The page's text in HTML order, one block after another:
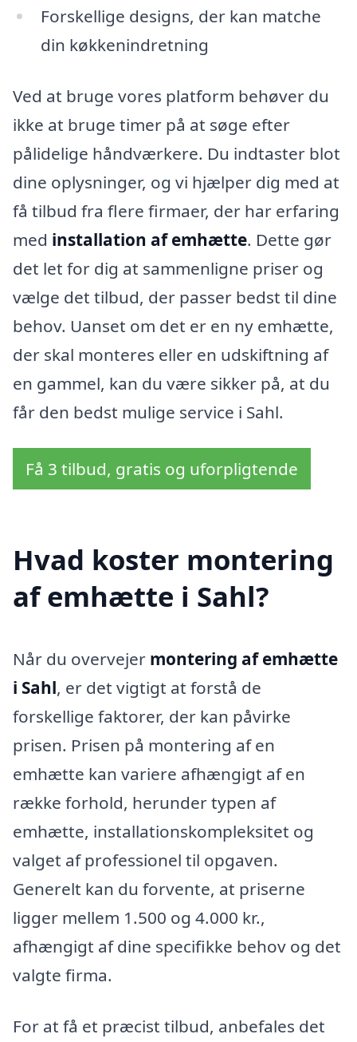
Forskellige designs, der kan matche
din køkkenindretning
Ved at bruge vores platform behøver du
ikke at bruge timer på at søge efter
pålidelige håndværkere. Du indtaster blot
dine oplysninger, og vi hjælper dig med at
få tilbud fra flere firmaer, der har erfaring
med installation af emhætte. Dette gør
det let for dig at sammenligne priser og
vælge det tilbud, der passer bedst til dine
behov. Uanset om det er en ny emhætte,
der skal monteres eller en udskiftning af
en gammel, kan du være sikker på, at du
får den bedst mulige service i Sahl.
Få 3 tilbud, gratis og uforpligtende
Hvad koster montering
af emhætte i Sahl?
Når du overvejer montering af emhætte
i Sahl, er det vigtigt at forstå de
forskellige faktorer, der kan påvirke
prisen. Prisen på montering af en
emhætte kan variere afhængigt af en
række forhold, herunder typen af
emhætte, installationskompleksitet og
valget af professionel til opgaven.
Generelt kan du forvente, at priserne
ligger mellem 1.500 og 4.000 kr.,
afhængigt af dine specifikke behov og det
valgte firma.
For at få et præcist tilbud, anbefales det